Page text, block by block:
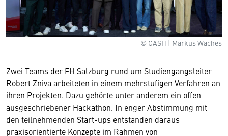
© CASH | Markus Waches
Zwei Teams der FH Salzburg rund um Studiengangsleiter
Robert Zniva arbeiteten in einem mehrstufigen Verfahren an
ihren Projekten. Dazu gehörte unter anderem ein offen
ausgeschriebener Hackathon. In enger Abstimmung mit
den teilnehmenden Start-ups entstanden daraus
praxisorientierte Konzepte im Rahmen von